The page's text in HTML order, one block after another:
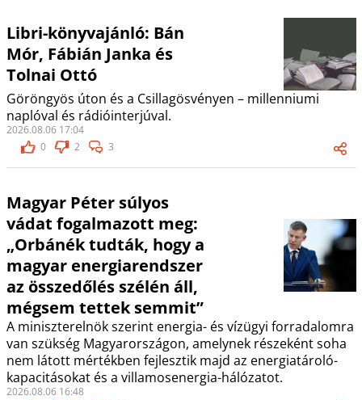
Libri-könyvajánló: Bán
Mór, Fábián Janka és
Tolnai Ottó
Göröngyös úton és a Csillagösvényen – millenniumi
naplóval és rádióinterjúval.
2026.08.06 17:04
0
2 3
Magyar Péter súlyos
vádat fogalmazott meg:
„Orbánék tudták, hogy a
magyar energiarendszer
az összedőlés szélén áll,
mégsem tettek semmit”
A miniszterelnök szerint energia- és vízügyi forradalomra
van szükség Magyarországon, amelynek részeként soha
nem látott mértékben fejlesztik majd az energiatároló-
kapacitásokat és a villamosenergia-hálózatot.
2026.08.06 16:48